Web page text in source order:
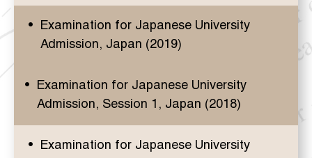
Examination for Japanese University
Admission, Japan (2019)
Examination for Japanese University
Admission, Session 1, Japan (2018)
Examination for Japanese University